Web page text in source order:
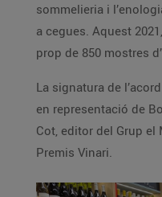
sommelieria i
a cegues. Aquest
prop de 850 mostres
La signatura de
en representació de
Cot, editor del Grup
Premis Vinari.